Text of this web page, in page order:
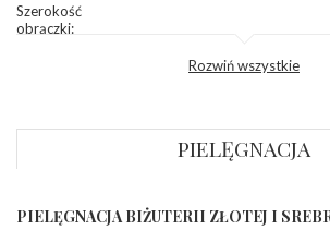
Szerokość
obrączki:
INNE PARAMETRY
Rozwiń wszystkie
PIELĘGNACJA
PIELĘGNACJA BIŻUTERII ZŁOTEJ I